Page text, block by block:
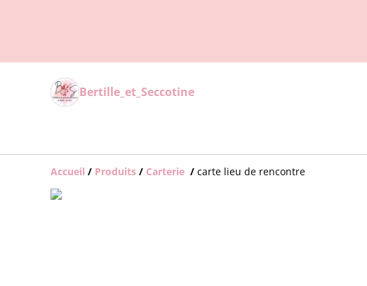
Bertille_et_Seccotine
Accueil / Produits / Carterie / carte lieu de rencontre